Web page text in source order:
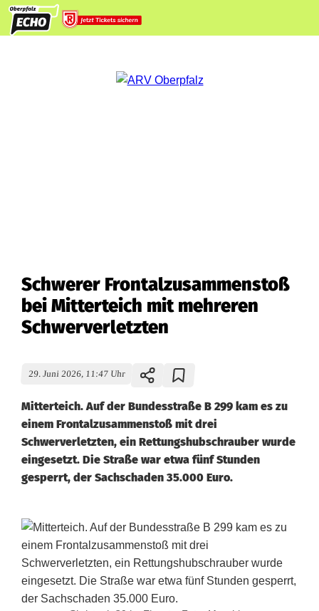
Schwerer Frontalzusammenstoß
bei Mitterteich mit mehreren
Schwerverletzten
29. Juni 2026, 11:47 Uhr
Mitterteich. Auf der Bundesstraße B 299 kam es zu
einem Frontalzusammenstoß mit drei
Schwerverletzten, ein Rettungshubschrauber wurde
eingesetzt. Die Straße war etwa fünf Stunden
gesperrt, der Sachschaden 35.000 Euro.